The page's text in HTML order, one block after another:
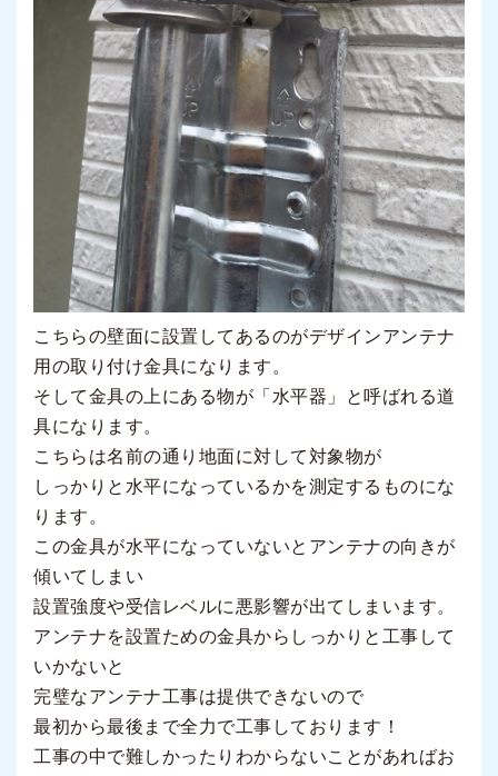
こちらの壁面に設置してあるのがデザインアンテナ
用の取り付け金具になります。
そして金具の上にある物が「水平器」と呼ばれる道
具になります。
こちらは名前の通り地面に対して対象物が
しっかりと水平になっているかを測定するものにな
ります。
この金具が水平になっていないとアンテナの向きが
傾いてしまい
設置強度や受信レベルに悪影響が出てしまいます。
アンテナを設置ための金具からしっかりと工事して
いかないと
完璧なアンテナ工事は提供できないので
最初から最後まで全力で工事しております！
工事の中で難しかったりわからないことがあればお